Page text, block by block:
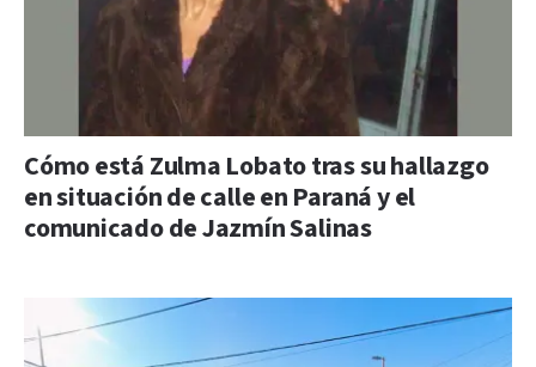
Cómo está Zulma Lobato tras su hallazgo
en situación de calle en Paraná y el
comunicado de Jazmín Salinas